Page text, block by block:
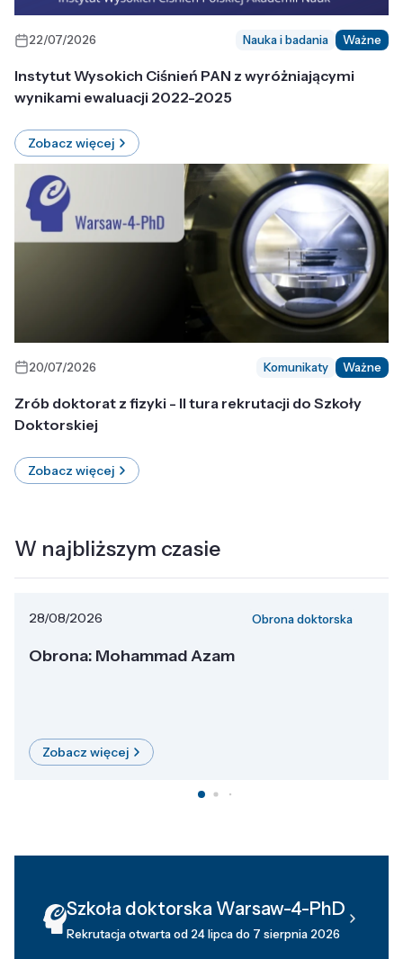
22/07/2026 Nauka i badania Ważne
Instytut Wysokich Ciśnień PAN z wyróżniającymi
wynikami ewaluacji 2022-2025
Zobacz więcej
20/07/2026 Komunikaty Ważne
Zrób doktorat z fizyki - II tura rekrutacji do Szkoły
Doktorskiej
Zobacz więcej
W najbliższym czasie
28/08/2026 Obrona doktorska
Obrona: Mohammad Azam
Zobacz więcej
Szkoła doktorska Warsaw-4-PhD
Rekrutacja otwarta od 24 lipca do 7 sierpnia 2026